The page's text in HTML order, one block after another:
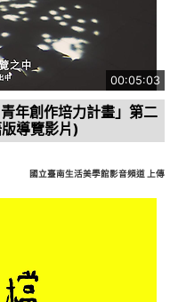
00:05:03
年創作培力計畫」第二
導覽影片)
國立臺南生活美學館影音頻道 上傳